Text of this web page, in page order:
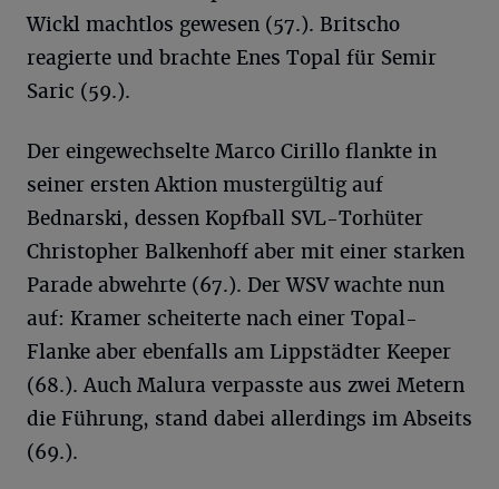
Wickl machtlos gewesen (57.). Britscho
reagierte und brachte Enes Topal für Semir
Saric (59.).
Der eingewechselte Marco Cirillo flankte in
seiner ersten Aktion mustergültig auf
Bednarski, dessen Kopfball SVL-Torhüter
Christopher Balkenhoff aber mit einer starken
Parade abwehrte (67.). Der WSV wachte nun
auf: Kramer scheiterte nach einer Topal-
Flanke aber ebenfalls am Lippstädter Keeper
(68.). Auch Malura verpasste aus zwei Metern
die Führung, stand dabei allerdings im Abseits
(69.).